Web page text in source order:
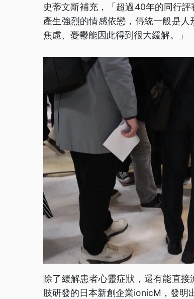
史蒂文斯補充，「超過40年的同行
產生強烈的情感依戀，傳統一般是人
焦慮、憂鬱能因此得到很大緩解。」
除了緩解患者心靈症狀，還有能直
肢研發的日本新創企業ionicM，發明